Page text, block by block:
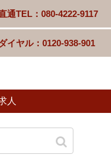
通TEL：080-4222-9117
イヤル：0120-938-901
人